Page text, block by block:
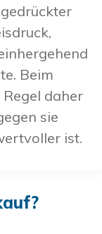
Beim
daher
sie
ist.